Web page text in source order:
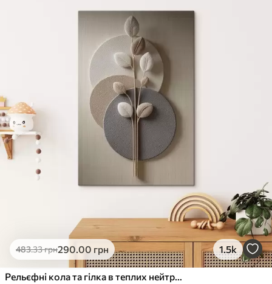
Яскраві, насичені кольори
Стійкість до вицвітання
Безпечне чорнило без запаху
Поверхня з текстурою полотна
Екологічний матеріал
Преміум
Від490
Яскраві, насичені кольори
Стійкість до вицвітання
Безпечне чорнило без запаху
Поверхня з текстурою полотна
Еко-Преміум
.00грн
✓Яскраві, насичені кольори
483.33грн290.00 грн 1.5k
Рельєфні кола та гілка в теплих нейтральних тонах